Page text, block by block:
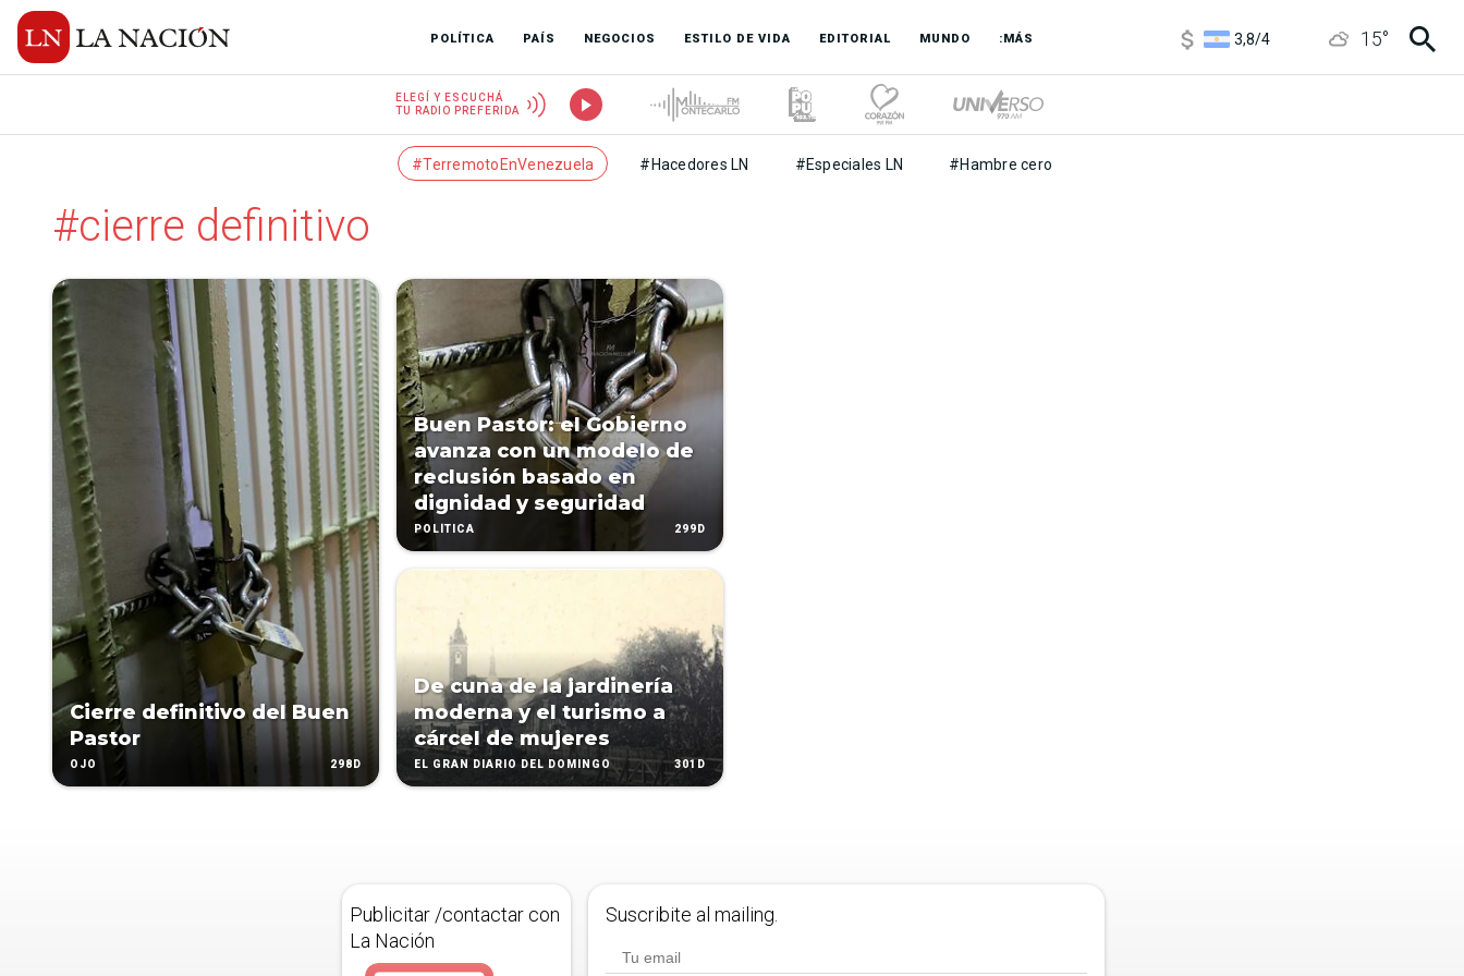
POLÍTICA PAÍS NEGOCIOS ESTILO DE VIDA EDITORIAL MUNDO :MÁS
3,8/4
15°
ELEGÍ Y ESCUCHÁ
TU RADIO PREFERIDA
#TerremotoEnVenezuela #Hacedores LN #Especiales LN #Hambre cero
#cierre definitivo
Cierre definitivo del Buen
Pastor
OJO 298D
Buen Pastor: el Gobierno
avanza con un modelo de
reclusión basado en
dignidad y seguridad
POLÍTICA 299D
De cuna de la jardinería
moderna y el turismo a
cárcel de mujeres
EL GRAN DIARIO DEL DOMINGO 301D
Publicitar /contactar con
La Nación
Suscribite al mailing.